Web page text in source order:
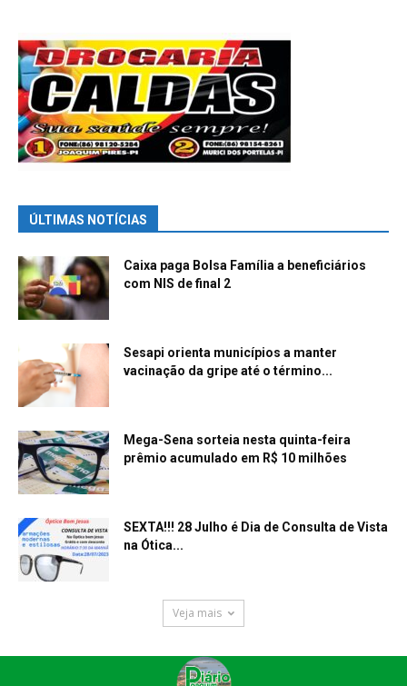
ÚLTIMAS NOTÍCIAS
Caixa paga Bolsa Família a beneficiários
com NIS de final 2
Sesapi orienta municípios a manter
vacinação da gripe até o término...
Mega-Sena sorteia nesta quinta-feira
prêmio acumulado em R$ 10 milhões
SEXTA!!! 28 Julho é Dia de Consulta de Vista
na Ótica...
Veja mais